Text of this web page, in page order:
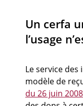
Un cerfa
l’usage
Le service
modèle de
du 26 juin 2008